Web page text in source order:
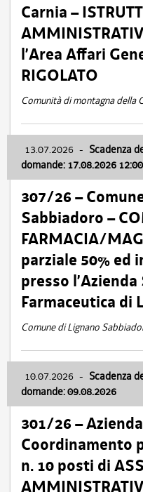
Carnia –
l’Area Affari
RIGOLATO
Comunità di montagna della
13.07.2026 - Scadenza
domande: 17.08.2026 12:00
307/26 –
Sabbiadoro –
FARMACIA/
parziale 50% ed
presso l’Azienda
Farmaceutica di
Comune di Lignano
10.07.2026 - Scadenza
domande: 09.08.2026
301/26 –
Coordinamento
n. 10 posti di